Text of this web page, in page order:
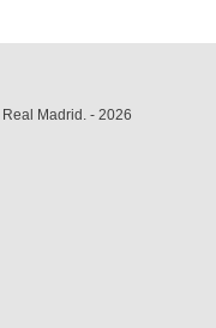
Madrid. - 2026